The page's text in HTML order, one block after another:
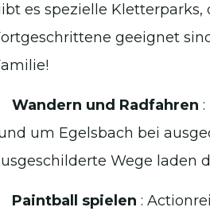
es spezielle
geeignet
Wandern und Radfahren
um Egelsbach bei
Wege laden
Paintball spielen :